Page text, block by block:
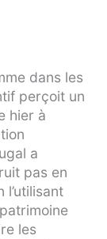
dans les
perçoit un
hier à
a
pas en
l’utilisant
les